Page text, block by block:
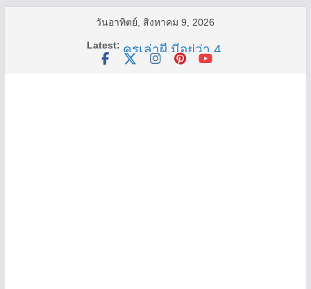
วันอาทิตย์, สิงหาคม 9, 2026
Latest: ครูเล่าผี มีอยู่ว่า 4